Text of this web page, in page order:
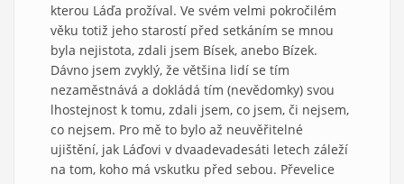
kterou Láďa prožíval. Ve svém velmi pokročilém
věku totiž jeho starostí před setkáním se mnou
byla nejistota, zdali jsem Bísek, anebo Bízek.
Dávno jsem zvyklý, že většina lidí se tím
nezaměstnává a dokládá tím (nevědomky) svou
lhostejnost k tomu, zdali jsem, co jsem, či nejsem,
co nejsem. Pro mě to bylo až neuvěřitelné
ujištění, jak Láďovi v dvaadevadesáti letech záleží
na tom, koho má vskutku před sebou. Převelice